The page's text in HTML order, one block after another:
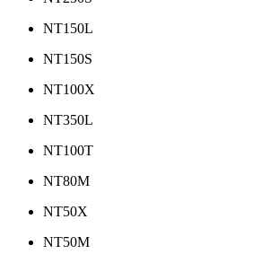
NT150L
NT150S
NT100X
NT350L
NT100T
NT80M
NT50X
NT50M